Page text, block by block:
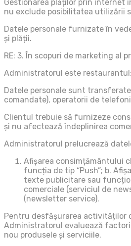
Gestionarea plăților prin internet
nu exclude posibilitatea utilizării
Datele personale furnizate în
și plății.
RE: 3. În scopuri de marketing al
Administratorul este restaurantul:
Datele personale sunt
comandate), operatorii de
Clientul trebuie să furnizeze
și nu afectează îndeplinirea
Administratorul prelucrează
Afișarea consimțământului
funcția de tip “Push”; b.
texte publicitare sau
comerciale (serviciul de
(newsletter service).
Pentru desfășurarea activităților
Administratorul evaluează
nou produsele și serviciile.